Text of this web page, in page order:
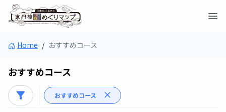
Home / おすすめコース
おすすめコース
おすすめコース